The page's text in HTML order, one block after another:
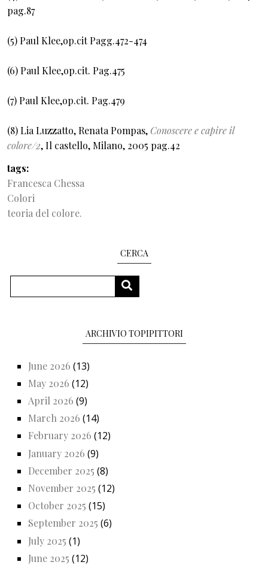
pag.87
(5) Paul Klee,op.cit Pagg.472-474
(6) Paul Klee,op.cit. Pag.475
(7) Paul Klee,op.cit. Pag.479
(8) Lia Luzzatto, Renata Pompas, Conoscere e capire il
colore/2, Il castello, Milano, 2005 pag.42
tags
Francesca Chessa
Colori
teoria del colore.
CERCA
SEARCH
ARCHIVIO TOPIPITTORI
June 2026 (13)
May 2026 (12)
April 2026 (9)
March 2026 (14)
February 2026 (12)
January 2026 (9)
December 2025 (8)
November 2025 (12)
October 2025 (15)
September 2025 (6)
July 2025 (1)
June 2025 (12)